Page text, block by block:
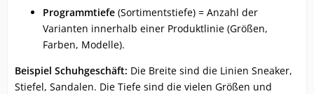
Programmtiefe (Sortimentstiefe) = Anzahl der
Varianten innerhalb einer Produktlinie (Größen,
Farben, Modelle).
Beispiel Schuhgeschäft: Die Breite sind die Linien Sneaker,
Stiefel, Sandalen. Die Tiefe sind die vielen Größen und